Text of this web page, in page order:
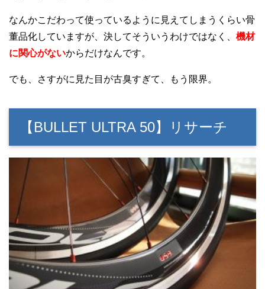
なんかこだわって使っているように見えてしまうくらい骨
董品化していますが、決してそういうわけではなく、 機材
に関心がないからだけなんです。
でも、さすがに見た目が古臭すぎて、もう限界。
【BULLET ULTRA 50】リサーチ